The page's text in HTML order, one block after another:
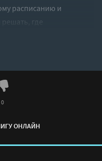
расписанию и
где
ОНЛАЙН
0